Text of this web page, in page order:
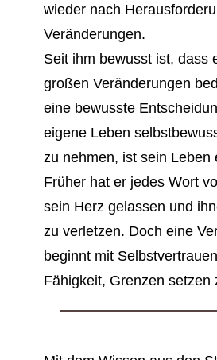
wieder nach
Veränderungen.
Seit ihm bewusst ist, dass
großen Veränderungen
eine bewusste
eigene Leben
zu nehmen, ist sein Leben
Früher hat er jedes Wort
sein Herz gelassen und
zu verletzen. Doch eine
beginnt mit
Fähigkeit, Grenzen setzen